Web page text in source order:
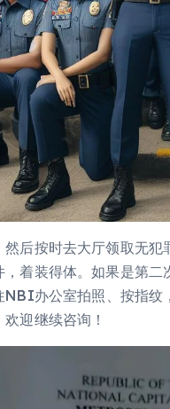
后按时去大厅领取无
着装得体。如果是第
NBI办公室拍照、按指
迎继续咨询！